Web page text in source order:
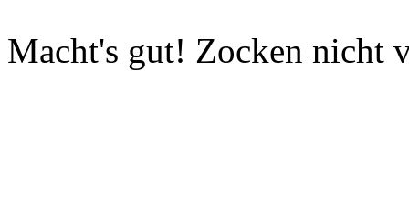
Macht's gut! Zocken nicht